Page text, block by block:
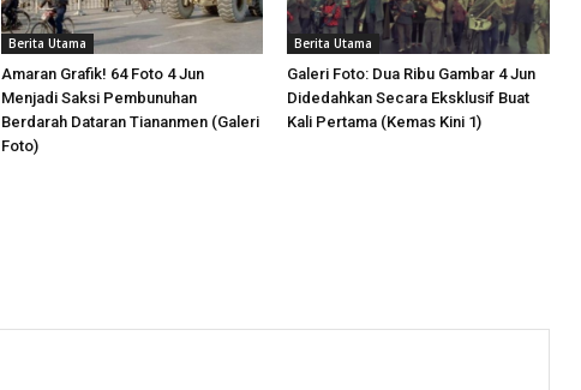
Berita Utama
Amaran Grafik! 64 Foto 4 Jun
Menjadi Saksi Pembunuhan
Berdarah Dataran Tiananmen (Galeri
Foto)
Berita Utama
Galeri Foto: Dua Ribu Gambar 4 Jun
Didedahkan Secara Eksklusif Buat
Kali Pertama (Kemas Kini 1)